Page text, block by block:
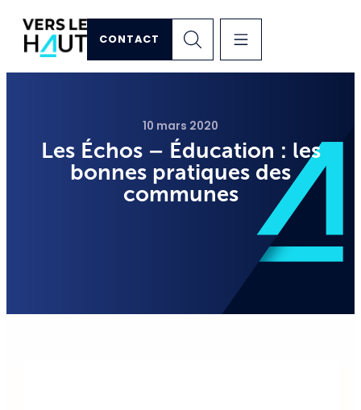
CONTACT
10 mars 2020
Les Échos – Éducation : les
bonnes pratiques des
communes